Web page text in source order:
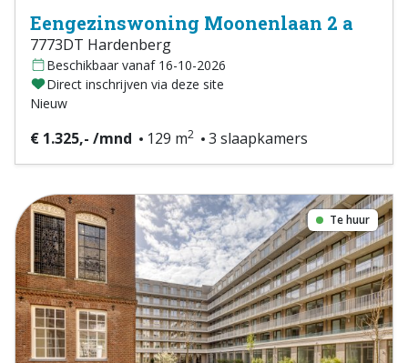
Eengezinswoning Moonenlaan 2 a
7773DT Hardenberg
Beschikbaar vanaf 16-10-2026
Direct inschrijven via deze site
Nieuw
€ 1.325,- /mnd 129 m2 3 slaapkamers
Te huur